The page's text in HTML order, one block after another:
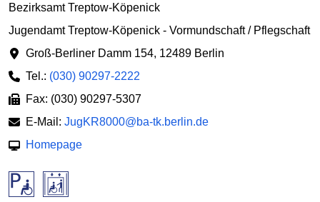
Bezirksamt Treptow-Köpenick
Jugendamt Treptow-Köpenick - Vormundschaft / Pflegschaft
Groß-Berliner Damm 154, 12489 Berlin
Tel.: (030) 90297-2222
Fax: (030) 90297-5307
E-Mail: JugKR8000@ba-tk.berlin.de
Homepage